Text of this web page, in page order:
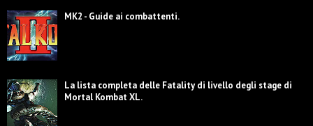
MK2 - Guide ai combattenti.
La lista completa delle Fatality di livello degli stage di
Mortal Kombat XL.